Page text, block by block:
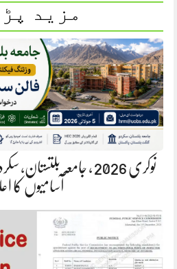
مزید
نوکری 2026 ، جامعہ
آسامیوں کا